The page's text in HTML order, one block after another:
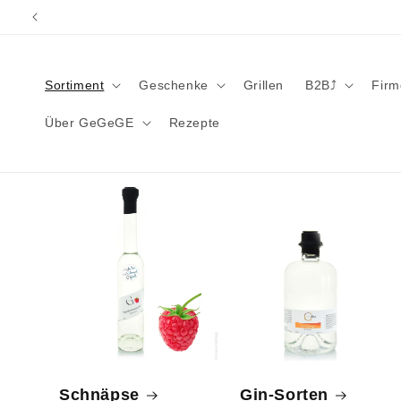
zum
Sortiment Geschenke Grillen B2B⤴︎
Über GeGeGE Rezepte
Schnäpse Gin-Sorten